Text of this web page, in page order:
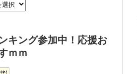
キング参加中！応援お
ｍｍ